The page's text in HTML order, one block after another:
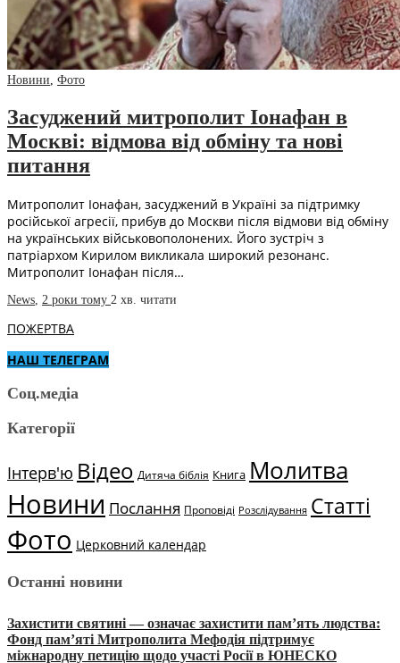
Новини, Фото
Засуджений митрополит Іонафан в
Москві: відмова від обміну та нові
питання
Митрополит Іонафан, засуджений в Україні за підтримку
російської агресії, прибув до Москви після відмови від обміну
на українських військовополонених. Його зустріч з
патріархом Кирилом викликала широкий резонанс.
Митрополит Іонафан після…
News, 2 роки тому 2 хв. читати
ПОЖЕРТВА
НАШ ТЕЛЕГРАМ
Соц.медіа
Категорії
Інтерв'ю Відео Дитяча біблія Книга Молитва
Новини Послання Проповіді Розслідування Статті
Фото Церковний календар
Останні новини
Захистити святині — означає захистити пам’ять людства:
Фонд пам’яті Митрополита Мефодія підтримує
міжнародну петицію щодо участі Росії в ЮНЕСКО